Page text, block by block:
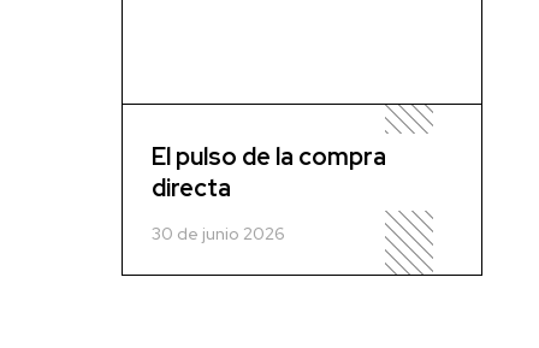
El pulso de la compra
directa
30 de junio 2026